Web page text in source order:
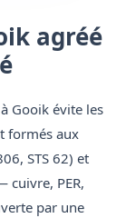
agréé
Gooik évite les
formés aux
STS 62) et
cuivre, PER,
par une